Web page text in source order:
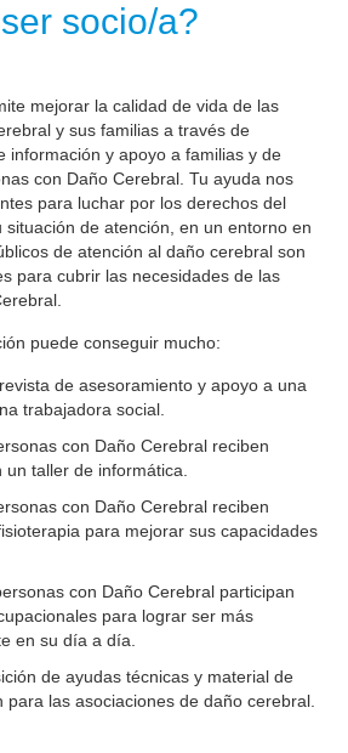
socio/a?
mejorar la calidad de vida de las
y sus familias a través de
información y apoyo a familias y de
con Daño Cerebral. Tu ayuda nos
para luchar por los derechos del
situación de atención, en un entorno en
de atención al daño cerebral son
para cubrir las necesidades de las
puede conseguir mucho:
de asesoramiento y apoyo a una
trabajadora social.
con Daño Cerebral reciben
taller de informática.
con Daño Cerebral reciben
para mejorar sus capacidades
con Daño Cerebral participan
para lograr ser más
en su día a día.
de ayudas técnicas y material de
para las asociaciones de daño cerebral.